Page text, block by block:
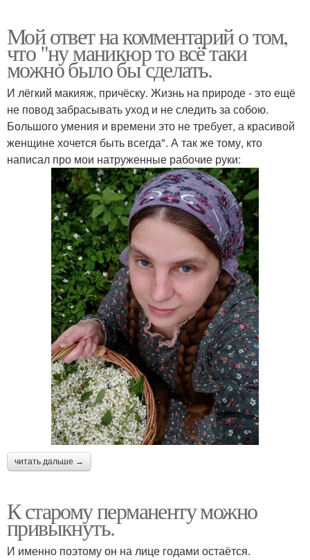
Мой ответ на комментарий о том,
что "ну маникюр то всё таки
можно было бы сделать.
И лёгкий макияж, причёску. Жизнь на природе - это ещё
не повод забрасывать уход и не следить за собою.
Большого умения и времени это не требует, а красивой
женщине хочется быть всегда". А так же тому, кто
написал про мои натруженные рабочие руки:
читать дальше →
К старому перманенту можно
привыкнуть.
И именно поэтому он на лице годами остаётся.